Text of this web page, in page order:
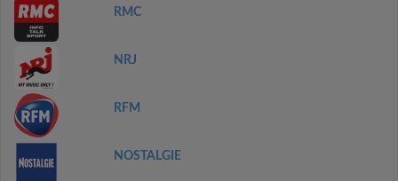
RMC
NRJ
RFM
NOSTALGIE